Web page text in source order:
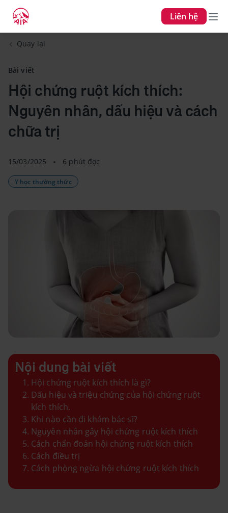
Liên hệ
Quay lại
Bài viết
Hội chứng ruột kích thích:
Nguyên nhân, dấu hiệu và cách
chữa trị
15/03/2025 6 phút đọc
Y học thường thức
Nội dung bài viết
Hội chứng ruột kích thích là gì?
Dấu hiệu và triệu chứng của hội chứng ruột
kích thích.
Khi nào cần đi khám bác sĩ?
Nguyên nhân gây hội chứng ruột kích thích
Cách chẩn đoán hội chứng ruột kích thích
Cách điều trị
Cách phòng ngừa hội chứng ruột kích thích